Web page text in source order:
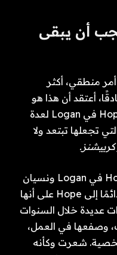
أن يبقى
منطقي، أكثر
أعتقد أن هذا هو
بالضبط المكان الذي ينتمي إليه Hope في Logan لعدة
تجعلها تبتعد ولا
لذا، فإن السبب الأول وراء بقاء Hope في Logan ونسيان
Foresters هو أن Steffy ستنظر دائمًا إلى Hope على أنها
عديدة خلال السنوات
وصفعها في العمل،
شعرت وكأنه